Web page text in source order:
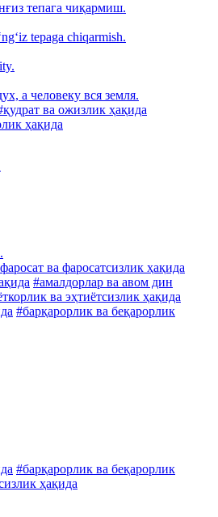
тепага чиқармиш.
tepaga chiqarmish.
а человеку вся земля.
ва ожизлик ҳақида
ҳақида
ва фаросатсизлик ҳақида
#амалдорлар ва авом дин
ва эҳтиётсизлик ҳақида
#барқарорлик ва беқарорлик
#барқарорлик ва беқарорлик
ҳақида